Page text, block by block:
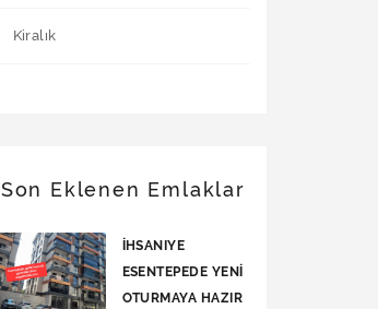
Kiralık
Son Eklenen Emlaklar
İHSANIYE
ESENTEPEDE YENİ
OTURMAYA HAZIR